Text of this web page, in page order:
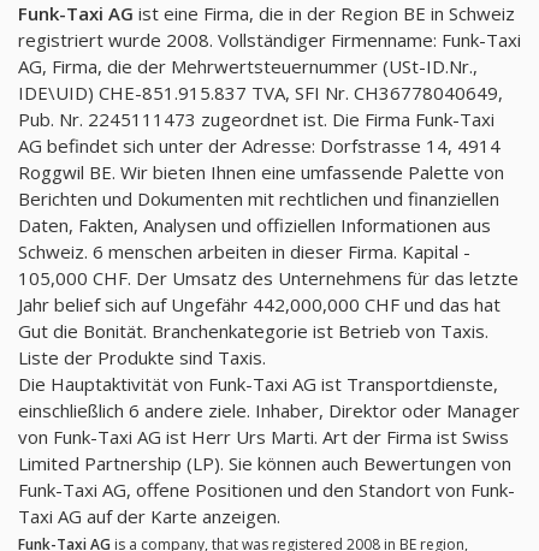
Funk-Taxi AG ist eine Firma, die in der Region BE in Schweiz
registriert wurde 2008. Vollständiger Firmenname: Funk-Taxi
AG, Firma, die der Mehrwertsteuernummer (USt-ID.Nr.,
IDE\UID) CHE-851.915.837 TVA, SFI Nr. CH36778040649,
Pub. Nr. 2245111473 zugeordnet ist. Die Firma Funk-Taxi
AG befindet sich unter der Adresse: Dorfstrasse 14, 4914
Roggwil BE. Wir bieten Ihnen eine umfassende Palette von
Berichten und Dokumenten mit rechtlichen und finanziellen
Daten, Fakten, Analysen und offiziellen Informationen aus
Schweiz. 6 menschen arbeiten in dieser Firma. Kapital -
105,000 CHF. Der Umsatz des Unternehmens für das letzte
Jahr belief sich auf Ungefähr 442,000,000 CHF und das hat
Gut die Bonität. Branchenkategorie ist Betrieb von Taxis.
Liste der Produkte sind Taxis.
Die Hauptaktivität von Funk-Taxi AG ist Transportdienste,
einschließlich 6 andere ziele. Inhaber, Direktor oder Manager
von Funk-Taxi AG ist Herr Urs Marti. Art der Firma ist Swiss
Limited Partnership (LP). Sie können auch Bewertungen von
Funk-Taxi AG, offene Positionen und den Standort von Funk-
Taxi AG auf der Karte anzeigen.
Funk-Taxi AG is a company, that was registered 2008 in BE region,